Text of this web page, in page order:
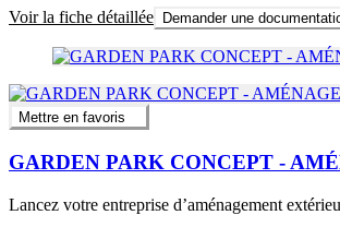
Voir la fiche détaillée Demander une
Mettre en favoris
GARDEN PARK CONCEPT -
Lancez votre entreprise dʼaménagement